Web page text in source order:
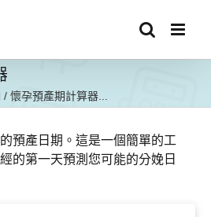
/ 懷孕預產期計算器...
預產日期。這是一個簡單的工
的第一天預測您可能的分娩日